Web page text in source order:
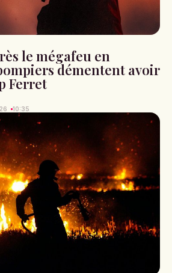
le mégafeu en
démentent avoir
Ferret
10:35